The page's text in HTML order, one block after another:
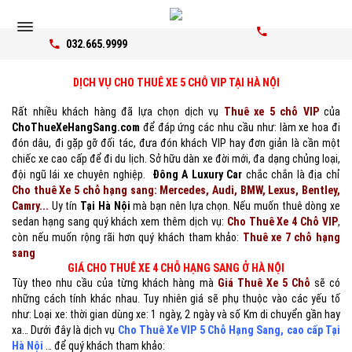
032.665.9999
DỊCH VỤ CHO THUÊ XE 5 CHỖ VIP TẠI HÀ NỘI
Rất nhiều khách hàng đã lựa chọn dịch vụ Thuê xe 5 chỗ VIPcủa
ChoThueXeHangSang.com để đáp ứng các nhu cầu như: làm xe hoa đi
đón dâu, đi gặp gỡ đối tác, đưa đón khách VIP hay đơn giản là cần một
chiếc xe cao cấp để đi du lịch. Sở hữu dàn xe đời mới, đa dạng chủng loại,
đội ngũ lái xe chuyên nghiệp. Đông A Luxury Car chắc chắn là địa chỉ
Cho thuê Xe 5 chỗ hạng sang: Mercedes, Audi, BMW, Lexus, Bentley,
Camry... Uy tín Tại Hà Nội mà bạn nên lựa chọn. Nếu muốn thuê dòng xe
sedan hạng sang quý khách xem thêm dịch vụ: Cho Thuê Xe 4 Chỗ VIP,
còn nếu muốn rộng rãi hơn quý khách tham khảo: Thuê xe 7 chỗ hạng
sang
GIÁ CHO THUÊ XE 4 CHỖ HẠNG SANG Ở HÀ NỘI
Tùy theo nhu cầu của từng khách hàng mà Giá Thuê Xe 5 Chỗ sẽ có
những cách tính khác nhau. Tuy nhiên giá sẽ phụ thuộc vào các yếu tố
như: Loại xe: thời gian dùng xe: 1 ngày, 2 ngày và số Km di chuyển gần hay
xa… Dưới đây là dịch vụ Cho Thuê Xe VIP 5 Chỗ Hạng Sang, cao cấp Tại
Hà Nội … để quý khách tham khảo: